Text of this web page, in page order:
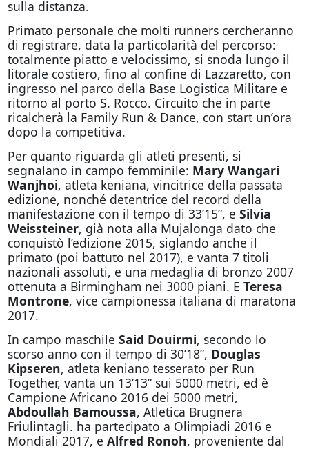
sulla distanza.
Primato personale che molti runners cercheranno
di registrare, data la particolarità del percorso:
totalmente piatto e velocissimo, si snoda lungo il
litorale costiero, fino al confine di Lazzaretto, con
ingresso nel parco della Base Logistica Militare e
ritorno al porto S. Rocco. Circuito che in parte
ricalcherà la Family Run & Dance, con start un’ora
dopo la competitiva.
Per quanto riguarda gli atleti presenti, si
segnalano in campo femminile: Mary Wangari
Wanjhoi, atleta keniana, vincitrice della passata
edizione, nonché detentrice del record della
manifestazione con il tempo di 33’15”, e Silvia
Weissteiner, già nota alla Mujalonga dato che
conquistò l’edizione 2015, siglando anche il
primato (poi battuto nel 2017), e vanta 7 titoli
nazionali assoluti, e una medaglia di bronzo 2007
ottenuta a Birmingham nei 3000 piani. E Teresa
Montrone, vice campionessa italiana di maratona
2017.
In campo maschile Said Douirmi, secondo lo
scorso anno con il tempo di 30’18”, Douglas
Kipseren, atleta keniano tesserato per Run
Together, vanta un 13’13” sui 5000 metri, ed è
Campione Africano 2016 dei 5000 metri,
Abdoullah Bamoussa, Atletica Brugnera
Friulintagli. ha partecipato a Olimpiadi 2016 e
Mondiali 2017, e Alfred Ronoh, proveniente dal